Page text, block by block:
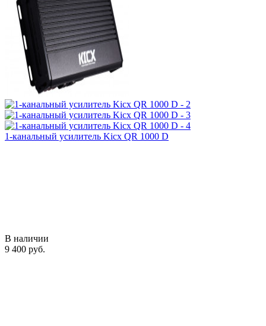
1-канальный усилитель Kicx QR 1000 D
В наличии
9 400 руб.